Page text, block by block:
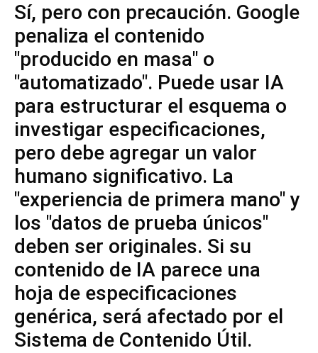
Sí, pero con precaución. Google
penaliza el contenido
"producido en masa" o
"automatizado". Puede usar IA
para estructurar el esquema o
investigar especificaciones,
pero debe agregar un valor
humano significativo. La
"experiencia de primera mano" y
los "datos de prueba únicos"
deben ser originales. Si su
contenido de IA parece una
hoja de especificaciones
genérica, será afectado por el
Sistema de Contenido Útil.